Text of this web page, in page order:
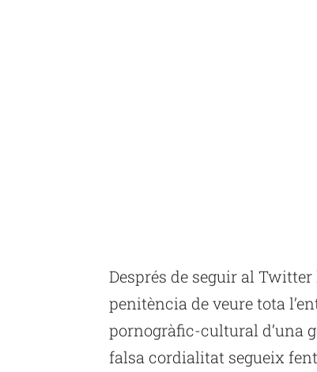
Després de seguir al
penitència de veure tota
pornogràfic-cultural d’una
falsa cordialitat segueix